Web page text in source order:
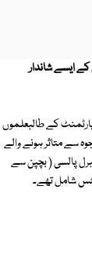
کے ایسے شاندار
کے طالبعلموں
سے متاثر ہونے والے
پالسی ( بچپن سے
شامل تھے۔